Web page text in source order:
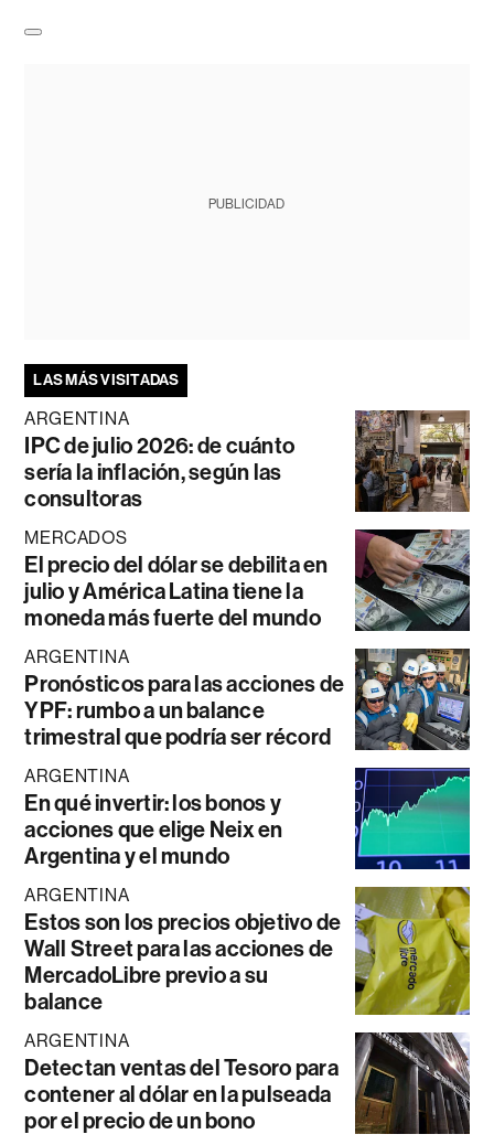
PUBLICIDAD
LAS MÁS VISITADAS
ARGENTINA
IPC de julio 2026: de cuánto
sería la inflación, según las
consultoras
MERCADOS
El precio del dólar se debilita en
julio y América Latina tiene la
moneda más fuerte del mundo
ARGENTINA
Pronósticos para las acciones de
YPF: rumbo a un balance
trimestral que podría ser récord
ARGENTINA
En qué invertir: los bonos y
acciones que elige Neix en
Argentina y el mundo
ARGENTINA
Estos son los precios objetivo de
Wall Street para las acciones de
MercadoLibre previo a su
balance
ARGENTINA
Detectan ventas del Tesoro para
contener al dólar en la pulseada
por el precio de un bono